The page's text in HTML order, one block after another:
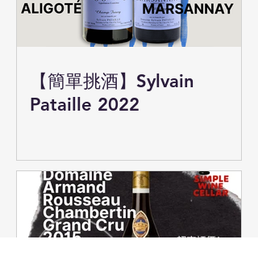
【簡單挑酒】Sylvain
Pataille 2022